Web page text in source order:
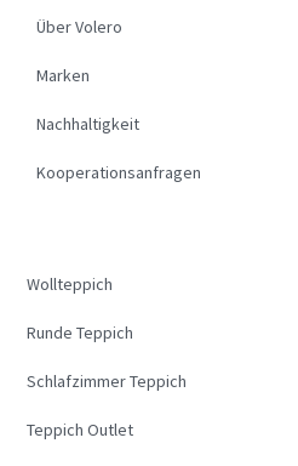
Über Volero
Marken
Nachhaltigkeit
Kooperationsanfragen
Wollteppich
Runde Teppich
Schlafzimmer Teppich
Teppich Outlet